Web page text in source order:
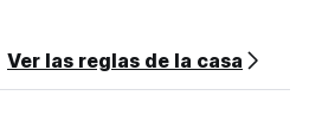
Ver las reglas de la casa